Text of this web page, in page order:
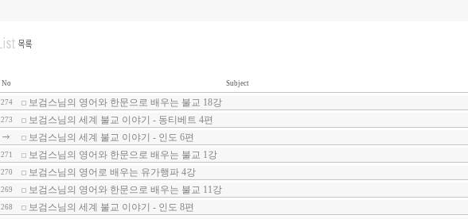
No Subject
274 보검스님의 영어와 한문으로 배우는 불교 18강
273 보검스님의 세계 불교 이야기 - 동티베트 4편
보검스님의 세계 불교 이야기 - 인도 6편
271 보검스님의 영어와 한문으로 배우는 불교 1강
270 보검스님의 영어로 배우는 유가행파 4강
269 보검스님의 영어와 한문으로 배우는 불교 11강
268 보검스님의 세계 불교 이야기 - 인도 8편